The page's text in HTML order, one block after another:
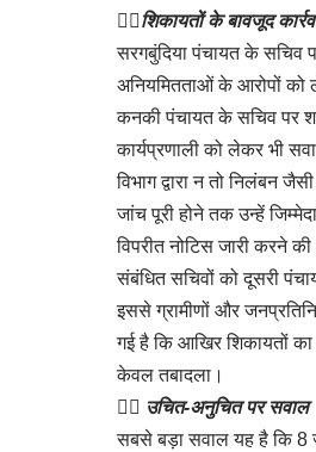
👉🏻शिकायतों के बावजूद
सरगबुंदिया पंचायत के सचिव
अनियमितताओं के आरोपों को
कनकी पंचायत के सचिव पर
कार्यप्रणाली को लेकर भी
विभाग द्वारा न तो निलंबन
जांच पूरी होने तक उन्हें
विपरीत नोटिस जारी करने
संबंधित सचिवों को दूसरी
इससे ग्रामीणों और
गई है कि आखिर शिकायतों का
केवल तबादला।
👉🏻 उचित-अनुचित पर सवाल
सबसे बड़ा सवाल यह है कि 8